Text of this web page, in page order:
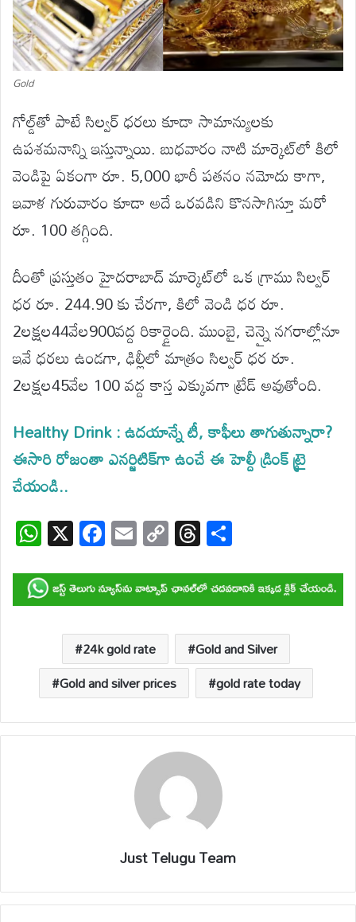
Gold
గోల్డ్‌తో పాటే సిల్వర్ ధరలు కూడా సామాన్యులకు
ఉపశమనాన్ని ఇస్తున్నాయి. బుధవారం నాటి మార్కెట్‌లో కిలో
వెండిపై ఏకంగా రూ. 5,000 భారీ పతనం నమోదు కాగా,
ఇవాళ గురువారం కూడా అదే ఒరవడిని కొనసాగిస్తూ మరో
రూ. 100 తగ్గింది.
దీంతో ప్రస్తుతం హైదరాబాద్ మార్కెట్‌లో ఒక గ్రాము సిల్వర్
ధర రూ. 244.90 కు చేరగా, కిలో వెండి ధర రూ.
2లక్షల44వేల900వద్ద రికార్డైంది. ముంబై, చెన్నై నగరాల్లోనూ
ఇవే ధరలు ఉండగా, ఢిల్లీలో మాత్రం సిల్వర్ ధర రూ.
2లక్షల45వేల 100 వద్ద కాస్త ఎక్కువగా ట్రేడ్ అవుతోంది.
Healthy Drink : ఉదయాన్నే టీ, కాఫీలు తాగుతున్నారా?
ఈసారి రోజంతా ఎనర్జిటిక్‌గా ఉంచే ఈ హెల్దీ డ్రింక్‌ ట్రై
చేయండి..
W
h
at
s
p
p
X F
ac
e
b
o
o
k
E
m
ail
C
o
p
y
Li
n
k
T
hr
e
a
d
s
ar
e
24k gold rate
Gold and Silver
Gold and silver prices
gold rate today
Just Telugu Team